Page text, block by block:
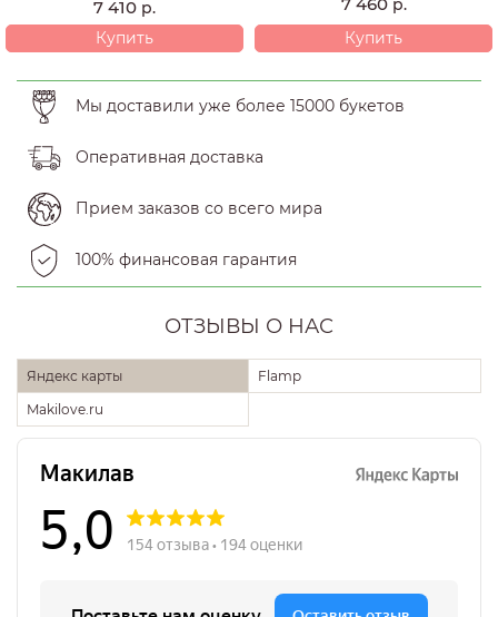
7 410 р.
Купить
р.
Купить
Мы доставили уже более 15000 букетов
Оперативная доставка
Прием заказов со всего мира
100% финансовая гарантия
ОТЗЫВЫ О НАС
Яндекс карты
Flamp
Makilove.ru